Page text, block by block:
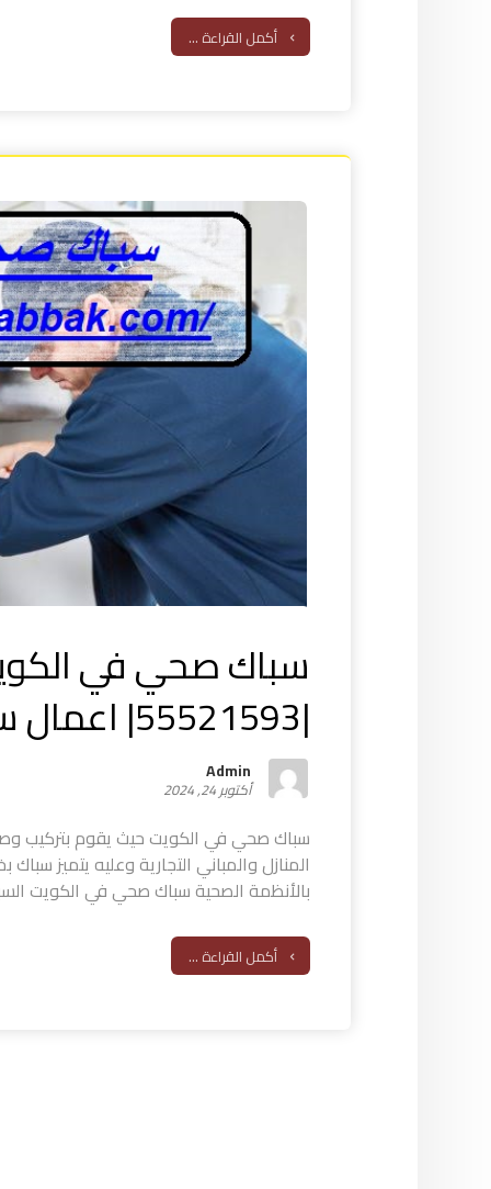
أكمل القراءة ...
سباك صحي في
|55521593| اعمال سباكة
Admin
أكتوبر 24, 2024
سباك صحي في الكويت حيث يقوم بتركيب
المنازل والمباني التجارية وعليه يتميز
بالأنظمة الصحية سباك صحي في الكويت
أكمل القراءة ...